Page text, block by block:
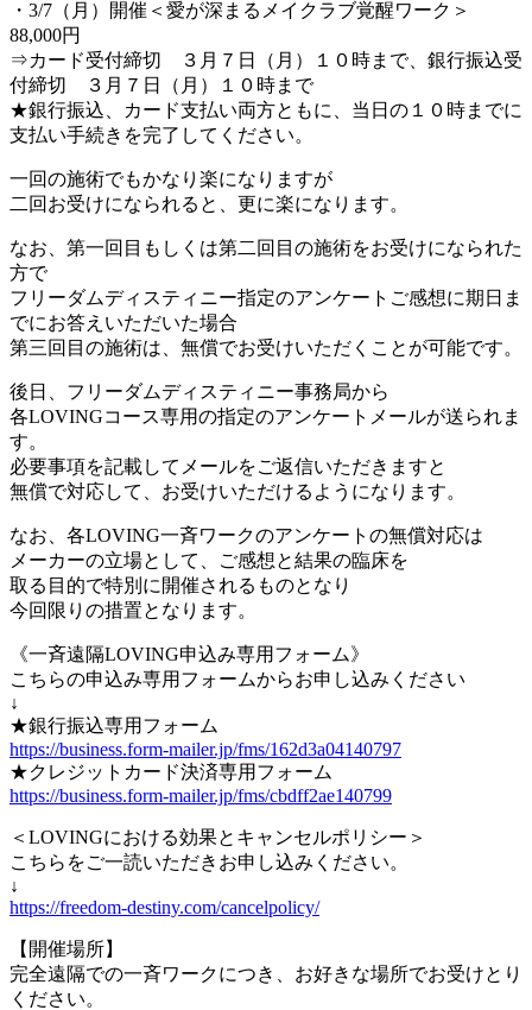
・3/7（月）開催＜愛が深まるメイクラブ覚醒ワーク＞
88,000円
⇒カード受付締切 ３月７日（月）１０時まで、銀行振込受
付締切 ３月７日（月）１０時まで
★銀行振込、カード支払い両方ともに、当日の１０時までに
支払い手続きを完了してください。
一回の施術でもかなり楽になりますが
二回お受けになられると、更に楽になります。
なお、第一回目もしくは第二回目の施術をお受けになられた
方で
フリーダムディスティニー指定のアンケートご感想に期日ま
でにお答えいただいた場合
第三回目の施術は、無償でお受けいただくことが可能です。
後日、フリーダムディスティニー事務局から
各LOVINGコース専用の指定のアンケートメールが送られま
す。
必要事項を記載してメールをご返信いただきますと
無償で対応して、お受けいただけるようになります。
なお、各LOVING一斉ワークのアンケートの無償対応は
メーカーの立場として、ご感想と結果の臨床を
取る目的で特別に開催されるものとなり
今回限りの措置となります。
《一斉遠隔LOVING申込み専用フォーム》
こちらの申込み専用フォームからお申し込みください
↓
★銀行振込専用フォーム
https://business.form-mailer.jp/fms/162d3a04140797
★クレジットカード決済専用フォーム
https://business.form-mailer.jp/fms/cbdff2ae140799
＜LOVINGにおける効果とキャンセルポリシー＞
こちらをご一読いただきお申し込みください。
↓
https://freedom-destiny.com/cancelpolicy/
【開催場所】
完全遠隔での一斉ワークにつき、お好きな場所でお受けとり
ください。